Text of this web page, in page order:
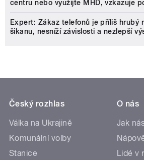
centru nebo využijte MHD, vzkazuje
Expert: Zákaz telefonů je příliš hrubý
šikanu, nesníží závislosti a nezlepší
Český rozhlas
Válka na Ukrajině
Komunální volby
Stanice
O nás
Jak
Lidé v